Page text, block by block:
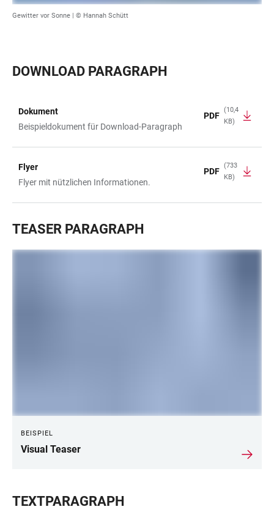
Gewitter vor Sonne | © Hannah Schütt
DOWNLOAD PARAGRAPH
TABELLE
Dokument
Beispieldokument für Download-Paragraph
PDF
(10,4
KB)
Flyer
Flyer mit nützlichen Informationen.
PDF
(733
KB)
TEASER PARAGRAPH
BEISPIEL
Visual Teaser
TEXTPARAGRAPH